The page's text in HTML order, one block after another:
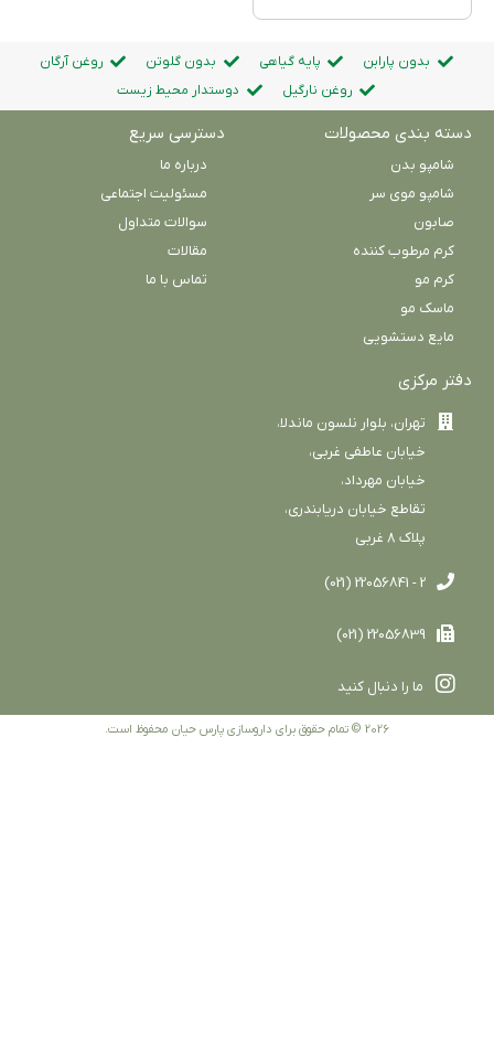
بدون پارابن پایه گیاهی بدون گلوتن
روغن آرگان
روغن نارگیل
دوستدار محیط زیست
بندی محصولات
بدن
موی سر
مرطوب کننده
مو
دستشویی
دسترسی سریع
درباره ما
مسئولیت اجتماعی
سوالات متداول
تماس با ما
مرکزی
تهران، بلوار نلسون ماندلا،
خیابان عاطفی غربی،
خیابان مهرداد،
تقاطع خیابان دریابندری،
22056839 (021)
ما را دنبال کنید